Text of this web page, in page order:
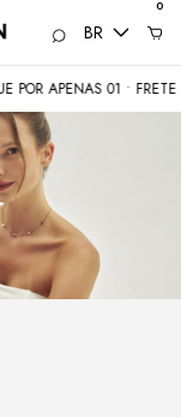
BR
0
APENAS 01 • FRETE